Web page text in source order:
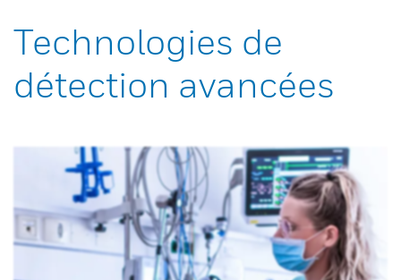
Technologies de
détection avancées